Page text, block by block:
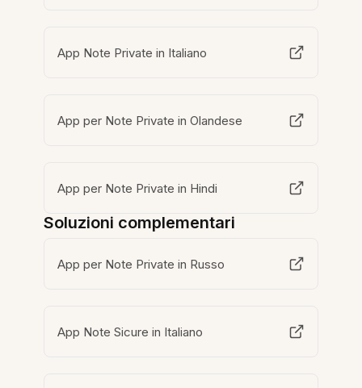
App Note Private in Italiano
App per Note Private in Olandese
App per Note Private in Hindi
Soluzioni complementari
App per Note Private in Russo
App Note Sicure in Italiano